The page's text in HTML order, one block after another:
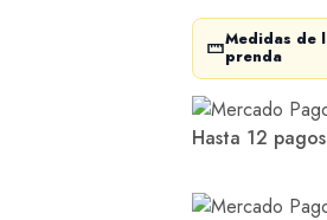
Medidas de
prenda
Hasta 12